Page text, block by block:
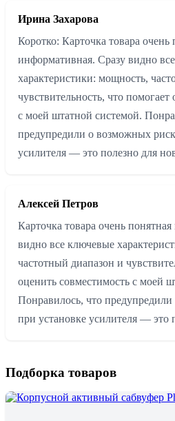
Ирина Захарова
Коротко: Карточка товара очень
информативная. Сразу видно
характеристики: мощность,
чувствительность, что
с моей штатной системой.
предупредили о возможных
усилителя — это полезно для
Алексей Петров
Карточка товара очень
видно все ключевые
частотный диапазон и
оценить совместимость с моей
Понравилось, что
при установке усилителя — это
Подборка товаров